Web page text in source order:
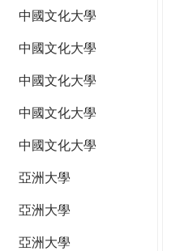
中國文化大學
中國文化大學
中國文化大學
中國文化大學
中國文化大學
亞洲大學
亞洲大學
亞洲大學